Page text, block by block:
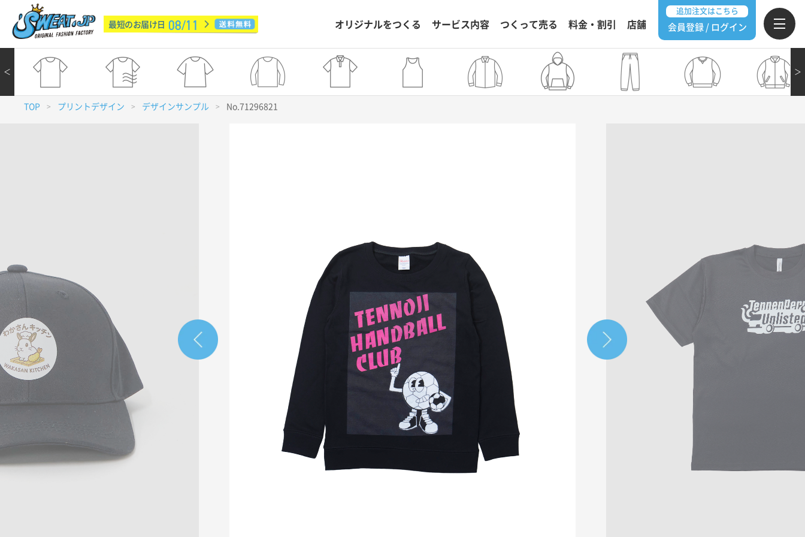
最短のお届け日 08/11 オリジナルをつくる サービス内容 つくって売る 料金・割引 店舗
追加注文はこちら
会員登録 / ログイン
＞
＜
TOP > プリントデザイン > デザインサンプル > No.71296821